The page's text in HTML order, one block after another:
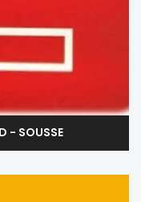
- SOUSSE